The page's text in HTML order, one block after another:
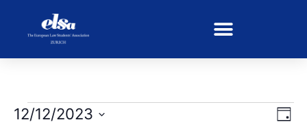
Tag
12/12/2023